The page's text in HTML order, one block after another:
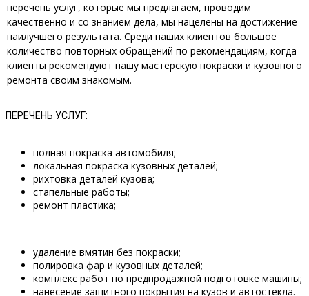
перечень услуг, которые мы предлагаем, проводим
качественно и со знанием дела, мы нацелены на достижение
наилучшего результата. Среди наших клиентов большое
количество повторных обращений по рекомендациям, когда
клиенты рекомендуют нашу мастерскую покраски и кузовного
ремонта своим знакомым.
ПЕРЕЧЕНЬ УСЛУГ:
полная покраска автомобиля;
локальная покраска кузовных деталей;
рихтовка деталей кузова;
стапельные работы;
ремонт пластика;
удаление вмятин без покраски;
полировка фар и кузовных деталей;
комплекс работ по предпродажной подготовке машины;
нанесение защитного покрытия на кузов и автостекла.